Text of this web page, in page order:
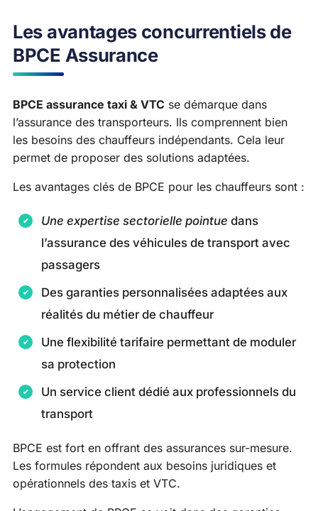
Les avantages concurrentiels de
BPCE Assurance
BPCE assurance taxi & VTC se démarque dans
l’assurance des transporteurs. Ils comprennent bien
les besoins des chauffeurs indépendants. Cela leur
permet de proposer des solutions adaptées.
Les avantages clés de BPCE pour les chauffeurs sont :
Une expertise sectorielle pointue dans
l’assurance des véhicules de transport avec
passagers
Des garanties personnalisées adaptées aux
réalités du métier de chauffeur
Une flexibilité tarifaire permettant de moduler
sa protection
Un service client dédié aux professionnels du
transport
BPCE est fort en offrant des assurances sur-mesure.
Les formules répondent aux besoins juridiques et
opérationnels des taxis et VTC.